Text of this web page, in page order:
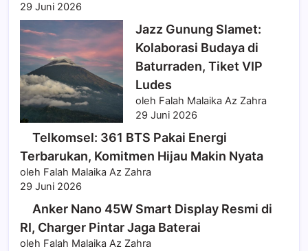
29 Juni 2026
Jazz Gunung Slamet:
Kolaborasi Budaya di
Baturraden, Tiket VIP
Ludes
oleh Falah Malaika Az Zahra
29 Juni 2026
Telkomsel: 361 BTS Pakai Energi
Terbarukan, Komitmen Hijau Makin Nyata
oleh Falah Malaika Az Zahra
29 Juni 2026
Anker Nano 45W Smart Display Resmi di
RI, Charger Pintar Jaga Baterai
oleh Falah Malaika Az Zahra